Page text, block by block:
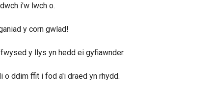
i'w lwch o.
y corn gwlad!
y llys yn hedd ei gyfiawnder.
o ddim ffit i fod a'i draed yn rhydd.